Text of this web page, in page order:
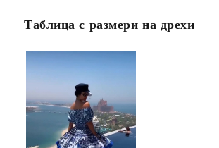
Таблица с размери на дрехи